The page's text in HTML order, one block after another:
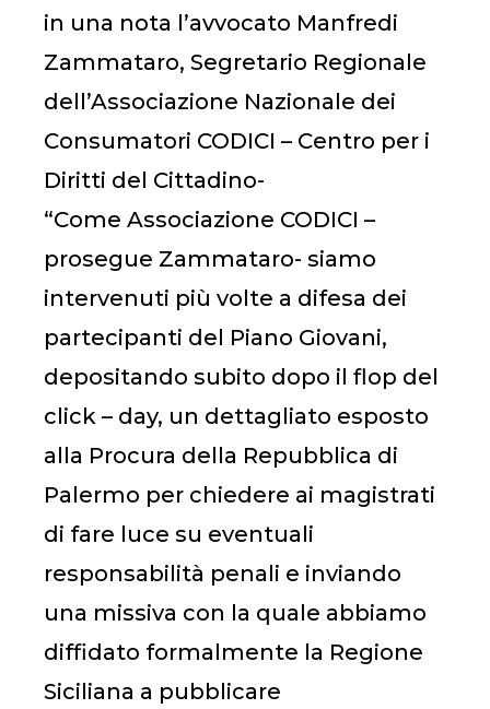
in una nota l’avvocato Manfredi
Zammataro, Segretario Regionale
dell’Associazione Nazionale dei
Consumatori CODICI – Centro per i
Diritti del Cittadino-
“Come Associazione CODICI –
prosegue Zammataro- siamo
intervenuti più volte a difesa dei
partecipanti del Piano Giovani,
depositando subito dopo il flop del
click – day, un dettagliato esposto
alla Procura della Repubblica di
Palermo per chiedere ai magistrati
di fare luce su eventuali
responsabilità penali e inviando
una missiva con la quale abbiamo
diffidato formalmente la Regione
Siciliana a pubblicare